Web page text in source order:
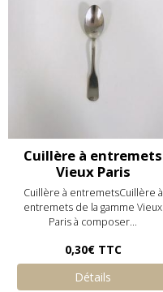
Cuillère à entremets
Vieux Paris
Cuillère à entremetsCuillère à
entremets de la gamme Vieux
Paris à composer...
0,30€ TTC
Détails